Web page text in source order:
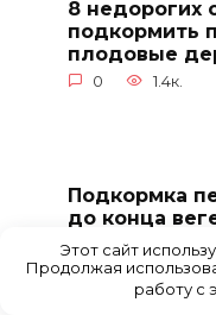
8 недорогих
подкормить
плодовые
0 1.4к.
Подкормка
до конца
крепким и
0 2.2к.
Этот сайт
Продолжая
работу с